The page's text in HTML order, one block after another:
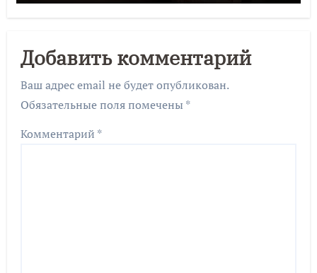
Добавить комментарий
Ваш адрес email не будет опубликован.
Обязательные поля помечены *
Комментарий *